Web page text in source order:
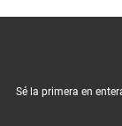
Sé la primera en